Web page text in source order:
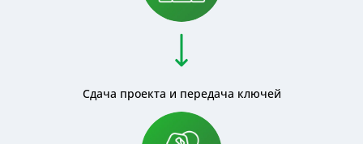
Сдача проекта и передача ключей